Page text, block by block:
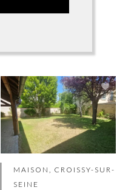
MAISON, CROISSY-SUR-
SEINE